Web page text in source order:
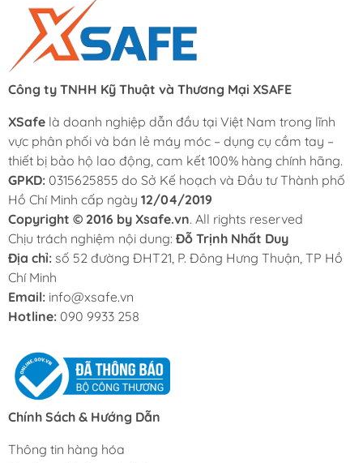
Công ty TNHH Kỹ Thuật và Thương Mại XSAFE
XSafe là doanh nghiệp dẫn đầu tại Việt Nam trong lĩnh
vực phân phối và bán lẻ máy móc – dụng cụ cầm tay –
thiết bị bảo hộ lao động, cam kết 100% hàng chính hãng.
GPKD: 0315625855 do Sở Kế hoạch và Đầu tư Thành phố
Hồ Chí Minh cấp ngày 12/04/2019
Copyright © 2016 by Xsafe.vn. All rights reserved
Chịu trách nghiệm nội dung: Đỗ Trịnh Nhất Duy
Địa chỉ: số 52 đường ĐHT21, P. Đông Hưng Thuận, TP Hồ
Chí Minh
Email: info@xsafe.vn
Hotline: 090 9933 258
Chính Sách & Hướng Dẫn
Thông tin hàng hóa